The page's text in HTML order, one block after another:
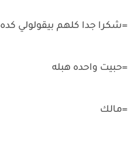
=شكرا جدا كلهم بيقولولي كده
=حبيت واحده هبله
=مالك